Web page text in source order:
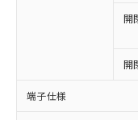
開
開
端子仕様
商品
(税抜)
当社
本サ
こと
在庫
非含有の対
非該当品：
害物質有無
いたものが
むを得ず変
「○」：最
基準値以下
「×」：最
基準値を超え
当社
為替